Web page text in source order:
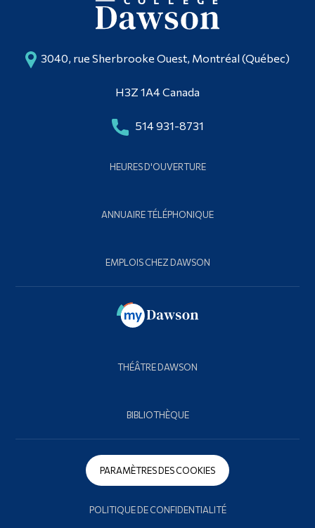
3040, rue Sherbrooke Ouest, Montréal (Québec)
H3Z 1A4 Canada
514 931-8731
HEURES D'OUVERTURE
ANNUAIRE TÉLÉPHONIQUE
EMPLOIS CHEZ DAWSON
THÉÂTRE DAWSON
BIBLIOTHÈQUE
PARAMÈTRES DES COOKIES
POLITIQUE DE CONFIDENTIALITÉ